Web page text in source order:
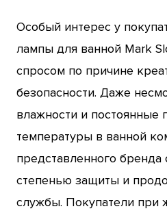
Особый интерес у
лампы для ванной Mark
спросом по причине
безопасности. Даже
влажности и постоянные
температуры в ванной
представленного бренда
степенью защиты и
службы. Покупатели при